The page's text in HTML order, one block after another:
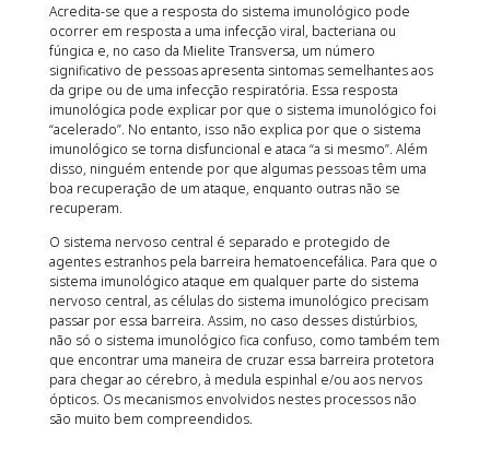
Acredita-se que a resposta do sistema imunológico pode
ocorrer em resposta a uma infecção viral, bacteriana ou
fúngica e, no caso da Mielite Transversa, um número
significativo de pessoas apresenta sintomas semelhantes aos
da gripe ou de uma infecção respiratória. Essa resposta
imunológica pode explicar por que o sistema imunológico foi
“acelerado”. No entanto, isso não explica por que o sistema
imunológico se torna disfuncional e ataca “a si mesmo”. Além
disso, ninguém entende por que algumas pessoas têm uma
boa recuperação de um ataque, enquanto outras não se
recuperam.
O sistema nervoso central é separado e protegido de
agentes estranhos pela barreira hematoencefálica. Para que o
sistema imunológico ataque em qualquer parte do sistema
nervoso central, as células do sistema imunológico precisam
passar por essa barreira. Assim, no caso desses distúrbios,
não só o sistema imunológico fica confuso, como também tem
que encontrar uma maneira de cruzar essa barreira protetora
para chegar ao cérebro, à medula espinhal e/ou aos nervos
ópticos. Os mecanismos envolvidos nestes processos não
são muito bem compreendidos.